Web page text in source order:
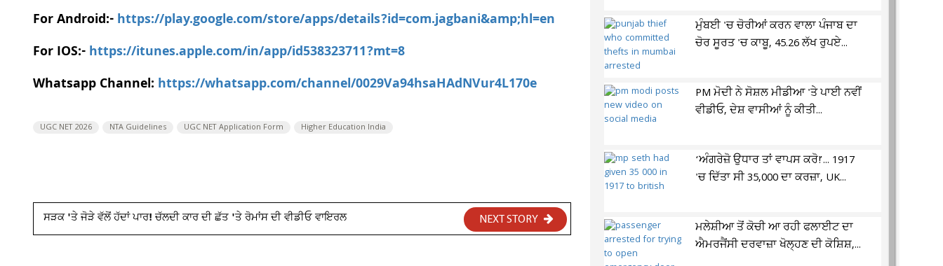
For Android:-https://play.google.com/store/apps/details?id=com.jagbani&amp;hl=en
For IOS:-https://itunes.apple.com/in/app/id538323711?mt=8
Whatsapp Channel: https://whatsapp.com/channel/0029Va94hsaHAdNVur4L170e
UGC NET 2026 NTA Guidelines UGC NET Application Form Higher Education India
ਸੜਕ 'ਤੇ ਜੋੜੇ ਵੱਲੋਂ ਹੱਦਾਂ ਪਾਰ! ਚੱਲਦੀ ਕਾਰ ਦੀ ਛੱਤ 'ਤੇ ਰੋਮਾਂਸ ਦੀ ਵੀਡੀਓ ਵਾਇਰਲ NEXT STORY
ਮੁੰਬਈ 'ਚ ਚੋਰੀਆਂ ਕਰਨ ਵਾਲਾ ਪੰਜਾਬ ਦਾ
ਚੋਰ ਸੂਰਤ 'ਚ ਕਾਬੂ, 45.26 ਲੱਖ ਰੁਪਏ...
PM ਮੋਦੀ ਨੇ ਸੋਸ਼ਲ ਮੀਡੀਆ 'ਤੇ ਪਾਈ ਨਵੀਂ
ਵੀਡੀਓ, ਦੇਸ਼ ਵਾਸੀਆਂ ਨੂੰ ਕੀਤੀ...
‘ਅੰਗਰੇਜ਼ੋ ਉਧਾਰ ਤਾਂ ਵਾਪਸ ਕਰੋ!’... 1917
'ਚ ਦਿੱਤਾ ਸੀ 35,000 ਦਾ ਕਰਜ਼ਾ, UK...
ਮਲੇਸ਼ੀਆ ਤੋਂ ਕੋਚੀ ਆ ਰਹੀ ਫਲਾਈਟ ਦਾ
ਐਮਰਜੈਂਸੀ ਦਰਵਾਜ਼ਾ ਖੋਲ੍ਹਣ ਦੀ ਕੋਸ਼ਿਸ਼,...